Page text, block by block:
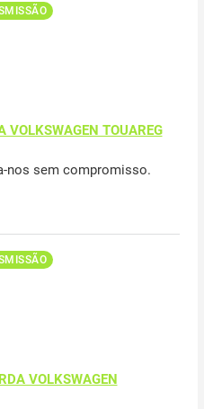
VOLKSWAGEN TOUAREG
nos sem compromisso.
VOLKSWAGEN